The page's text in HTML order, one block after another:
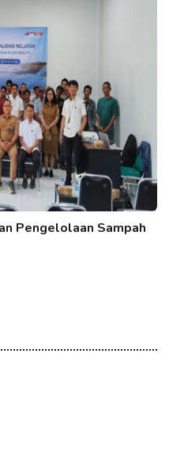
Pengelolaan Sampah